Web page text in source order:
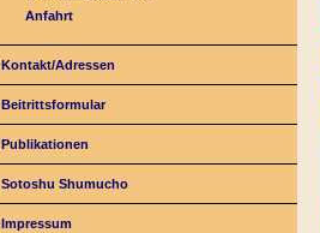
Anfahrt
Kontakt/Adressen
Beitrittsformular
Publikationen
Sotoshu Shumucho
Impressum